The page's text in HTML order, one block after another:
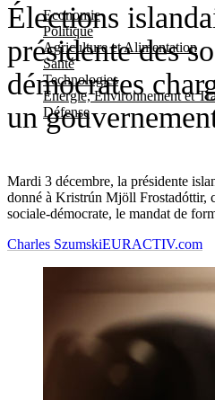
Economie
Politique
Agriculture et Alimentation
Santé
Technologies
Energie, Environnement et
Défense
Élections
présidente des
démocrates
un
Mardi 3 décembre, la présidente
donné à Kristrún Mjöll Frostadóttir,
sociale-démocrate, le mandat de
Charles SzumskiEURACTIV.com